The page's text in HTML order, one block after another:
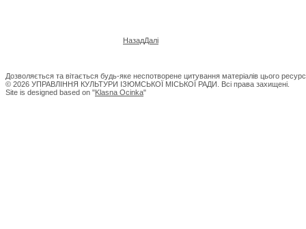
НазадДалі
Дозволяється та вітається будь-яке неспотворене цитування матеріалів цього
© 2026 УПРАВЛІННЯ КУЛЬТУРИ ІЗЮМСЬКОЇ МІСЬКОЇ РАДИ. Всі права захищені.
Site is designed based on "Klasna Ocinka"